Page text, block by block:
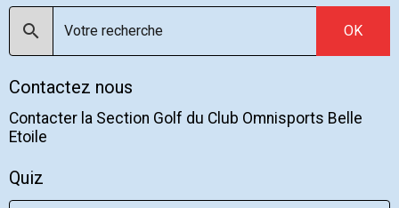
OK
Contactez nous
Contacter la Section Golf du Club Omnisports Belle
Etoile
Quiz